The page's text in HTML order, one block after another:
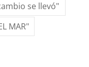
se llevó"
MAR"